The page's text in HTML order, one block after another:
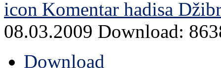
Komentar hadisa
08.03.2009 Download:
Download